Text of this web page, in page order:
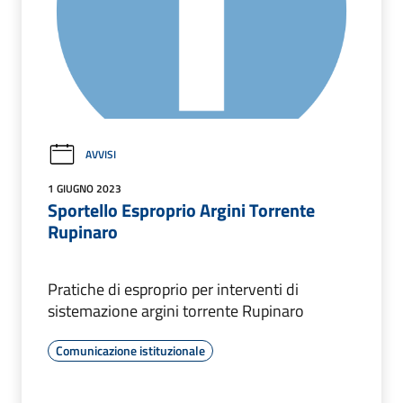
AVVISI
1 GIUGNO 2023
Sportello Esproprio Argini Torrente
Rupinaro
Pratiche di esproprio per interventi di
sistemazione argini torrente Rupinaro
Comunicazione istituzionale